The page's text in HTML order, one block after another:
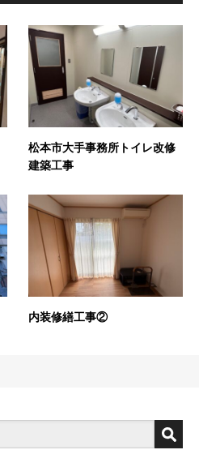
松本市大手事務所トイレ改修
建築工事
内装修繕工事②